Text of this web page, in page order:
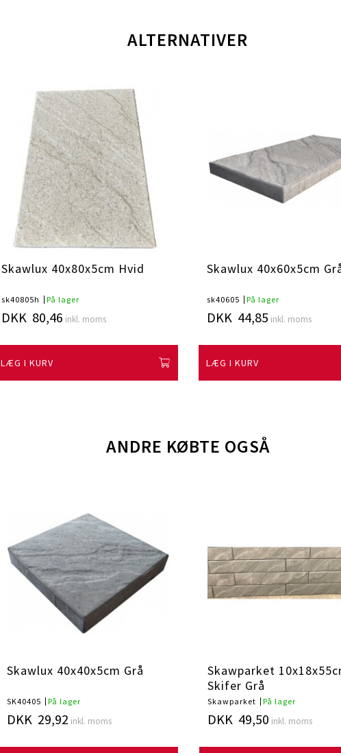
ALTERNATIVER
Skawlux 40x80x5cm Hvid
sk40805h På lager
DKK 80,46 inkl. moms
LÆG I KURV
Skawlux 40x60x5cm
sk40605 På lager
DKK 44,85 inkl. moms
LÆG I KURV
ANDRE KØBTE OGSÅ
Skawlux 40x40x5cm Grå
SK40405 På lager
DKK 29,92 inkl. moms
Skawparket
Skifer Grå
Skawparket På lager
DKK 49,50 inkl. moms